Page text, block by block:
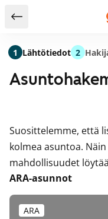
Takaisin
Suosittelemme, että
kolmea asuntoa.
mahdollisuudet
ARA-asunnot
ARA
1 Lähtötiedot 2